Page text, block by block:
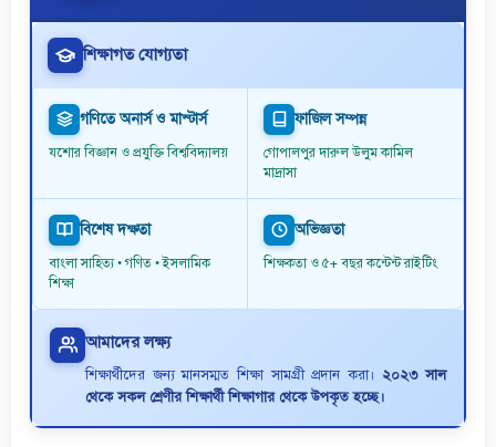
শিক্ষাগত যোগ্যতা
গণিতে অনার্স ও মাস্টার্স
যশোর বিজ্ঞান ও প্রযুক্তি বিশ্ববিদ্যালয়
ফাজিল সম্পন্ন
গোপালপুর দারুল উলুম কামিল
মাদ্রাসা
বিশেষ দক্ষতা
বাংলা সাহিত্য • গণিত • ইসলামিক
শিক্ষা
অভিজ্ঞতা
শিক্ষকতা ও ৫+ বছর কন্টেন্ট রাইটিং
আমাদের লক্ষ্য
শিক্ষার্থীদের জন্য মানসম্মত শিক্ষা সামগ্রী প্রদান করা। ২০২৩ সাল
থেকে সকল শ্রেণীর শিক্ষার্থী শিক্ষাগার থেকে উপকৃত হচ্ছে।